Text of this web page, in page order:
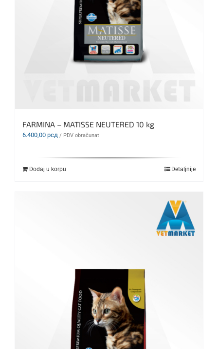
FARMINA – MATISSE NEUTERED 10 kg
6.400,00 рсд / PDV obračunat
Dodaj u korpu Detaljnije